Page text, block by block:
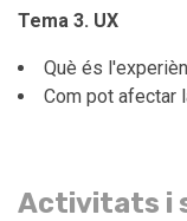
Tema 3. UX
Què és
Com pot afectar
Activitats i